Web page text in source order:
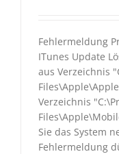
Fehlermeldung
ITunes Update
aus Verzeichnis
Verzeichnis
Sie das System
Fehlermeldung